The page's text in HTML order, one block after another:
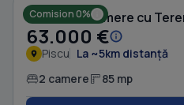
Comision 0%
Casă cu 2 camere cu
63.000 €
Piscu La ~5km distanță
2 camere 85 mp